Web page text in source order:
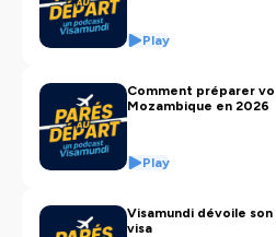
Play
Comment préparer
Mozambique en 2026
Play
Visamundi dévoile
visa